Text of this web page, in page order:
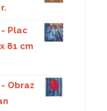
- Plac
81 cm
- Obraz